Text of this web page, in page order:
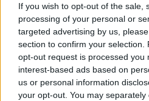
If you wish to opt-out of the sale,
processing of your personal or
targeted advertising by us,
section to confirm your selection.
opt-out request is processed you
interest-based ads based on
us or personal information
your opt-out. You may
tampoco hay nadie interesado
viviendas de esta zona.
La versión de la otra parte es
que, mientras los dueños
allí, este está empadronado en